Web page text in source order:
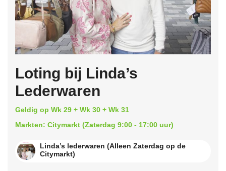
Loting bij Linda’s
Lederwaren
Geldig op Wk 29 + Wk 30 + Wk 31
Markten: Citymarkt (Zaterdag 9:00 - 17:00 uur)
Linda’s lederwaren (Alleen Zaterdag op de
Citymarkt)